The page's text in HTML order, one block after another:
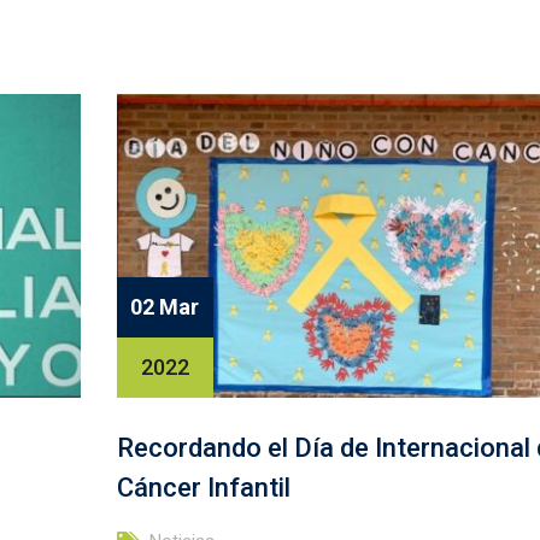
02 Mar
2022
Recordando el Día de Internacional
Cáncer Infantil